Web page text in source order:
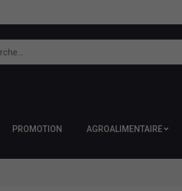
PROMOTION AGROALIMENTAIRE